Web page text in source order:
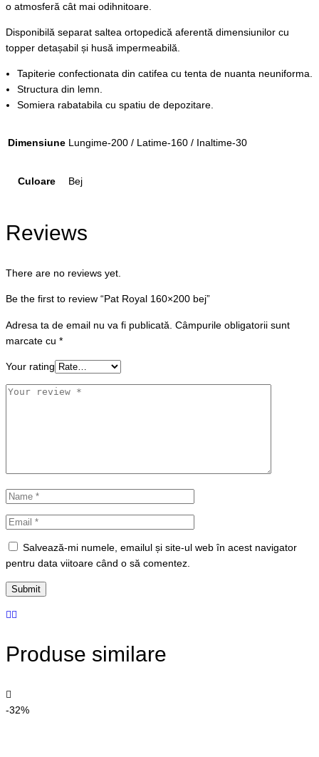
o atmosferă cât mai odihnitoare.
Disponibilă separat saltea ortopedică aferentă dimensiunilor cu
topper detașabil și husă impermeabilă.
Tapiterie confectionata din catifea cu tenta de nuanta neuniforma.
Structura din lemn.
Somiera rabatabila cu spatiu de depozitare.
Dimensiune Lungime-200 / Latime-160 / Inaltime-30
Culoare Bej
Reviews
There are no reviews yet.
Be the first to review “Pat Royal 160×200 bej”
Adresa ta de email nu va fi publicată. Câmpurile obligatorii sunt
marcate cu *
Your rating
Salvează-mi numele, emailul și site-ul web în acest navigator
pentru data viitoare când o să comentez.
Produse similare
-32%